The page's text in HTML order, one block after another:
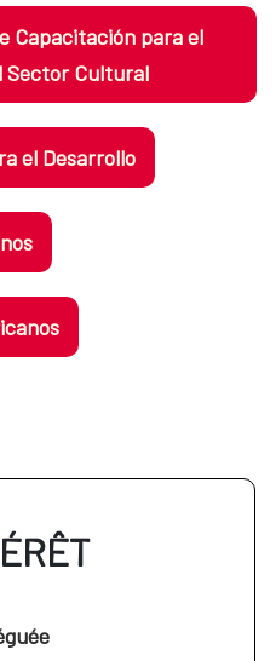
Capacitación para el
Sector Cultural
el Desarrollo